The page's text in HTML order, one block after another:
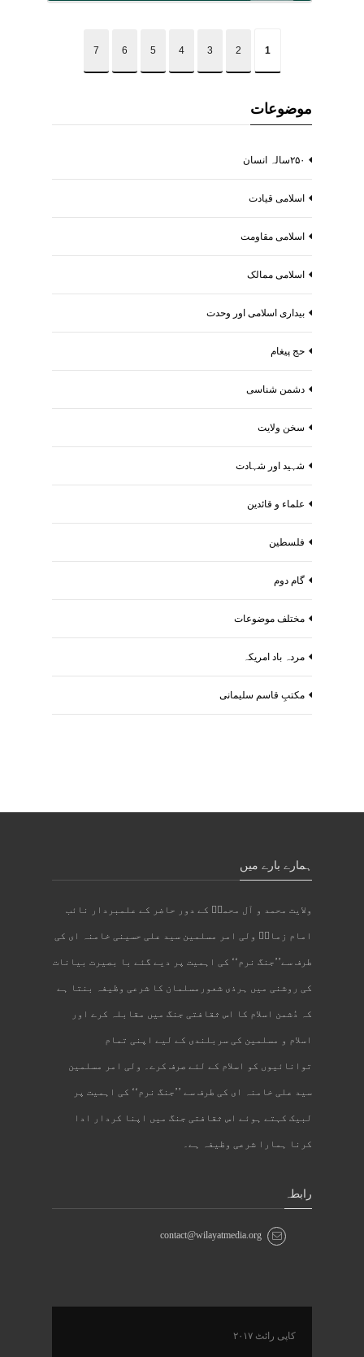
1
2
3
4
5
6
7
موضوعات
۲۵۰سالہ انسان
اسلامی قیادت
اسلامی مقاومت
اسلامی ممالک
بیداری اسلامی اور وحدت
حج پیغام
دشمن شناسی
سخن ولایت
شہید اور شہادت
علماء و قائدین
فلسطین
گام دوم
مختلف موضوعات
مردہ باد امریکہ
مکتبِ قاسم سلیمانی
ہمارے بارے میں
ولایت محمد و آل محمدؐ کے دور حاضر کے علمبردار نائب
امام زمانؑ ولی امر مسلمین سید علی حسینی خامنہ ای کی
طرف سے’’جنگ نرم‘‘ کی اہمیت پر دیے گئے با بصیرت بیانات
کی روشنی میں ہرذی شعورمسلمان کا شرعی وظیفہ بنتا ہے
کہ دُشمن اسلام کا اس ثقافتی جنگ میں مقابلہ کرے اور
اسلام و مسلمین کی سربلندی کے لیے اپنی تمام
توانائیوں کو اسلام کے لئے صرف کرے۔ ولی امر مسلمین
سید علی خامنہ ای کی طرف سے ’’جنگ نرم‘‘ کی اہمیت پر
لبیک کہتے ہوئے اس ثقافتی جنگ میں اپنا کردار ادا
کرنا ہمارا شرعی وظیفہ ہے۔
رابطہ
contact@wilayatmedia.org
کاپی رائٹ ۲۰۱۷